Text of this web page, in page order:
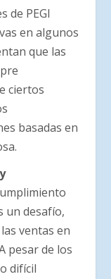
de PEGI
en algunos
que las
ciertos
basadas en
un desafío,
ventas en
pesar de los
difícil